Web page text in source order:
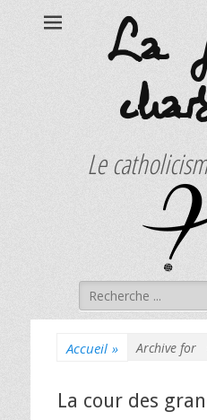
La
Le
Rechercher :
Accueil » Archive for
La cour des